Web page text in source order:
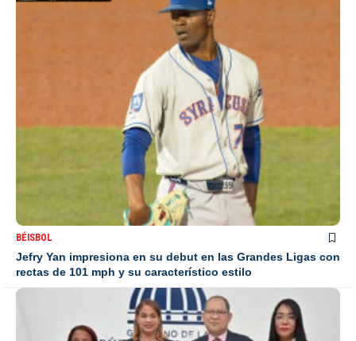
BÉISBOL
Jefry Yan impresiona en su debut en las Grandes Ligas con
rectas de 101 mph y su característico estilo